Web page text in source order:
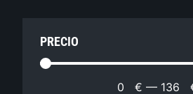
PRECIO
0 € — 136